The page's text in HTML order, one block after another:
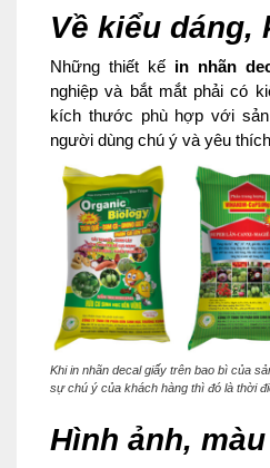
Về kiểu
Những thiết kế in nhãn
nghiệp và bắt mắt phải có
kích thước phù hợp với
người dùng chú ý và yêu
Khi in nhãn decal giấy trên bao bì của
sự chú ý của khách hàng thì đó là thời
Hình ảnh,